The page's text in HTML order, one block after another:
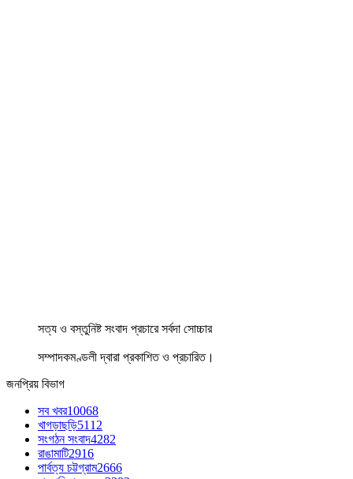
সত্য ও বস্তুনিষ্ট সংবাদ প্রচারে সর্বদা সোচ্চার
সম্পাদকমণ্ডলী দ্বারা প্রকাশিত ও প্রচারিত।
জনপ্রিয় বিভাগ
সব খবর10068
খাগড়াছড়ি5112
সংগঠন সংবাদ4282
রাঙামাটি2916
পার্বত্য চট্টগ্রাম2666